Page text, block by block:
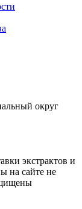
округ
экстрактов и
на сайте не